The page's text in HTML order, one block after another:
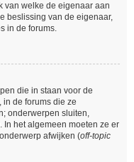
van welke de eigenaar aan
beslissing van de eigenaar,
in de forums.
die in staan voor de
de forums die ze
onderwerpen sluiten,
het algemeen moeten ze er
afwijken (off-topic